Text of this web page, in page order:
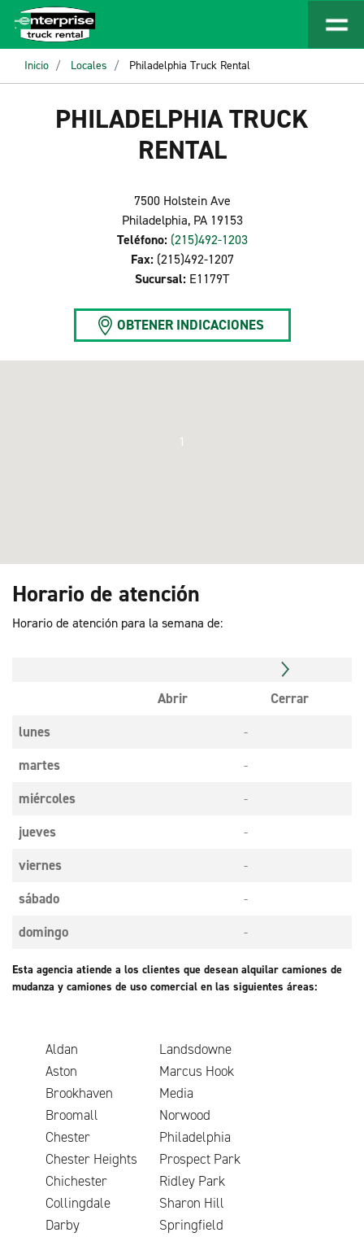
Inicio Locales Philadelphia Truck Rental
PHILADELPHIA TRUCK
RENTAL
7500 Holstein Ave
Philadelphia, PA 19153
Teléfono: (215)492-1203
Fax: (215)492-1207
Sucursal: E1179T
OBTENER INDICACIONES
1
Horario de atención
Horario de atención para la semana de:
Abrir
Cerrar
lunes
-
martes
-
miércoles
-
jueves
-
viernes
-
sábado
-
domingo
-
Esta agencia atiende a los clientes que desean alquilar camiones de
mudanza y camiones de uso comercial en las siguientes áreas:
Aldan
Landsdowne
Aston
Marcus Hook
Brookhaven
Media
Broomall
Norwood
Chester
Philadelphia
Chester Heights
Prospect Park
Chichester
Ridley Park
Collingdale
Sharon Hill
Darby
Springfield